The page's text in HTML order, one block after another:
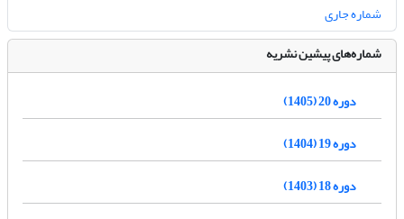
شماره جاری
شماره‌های پیشین نشریه
دوره 20 (1405)
دوره 19 (1404)
دوره 18 (1403)